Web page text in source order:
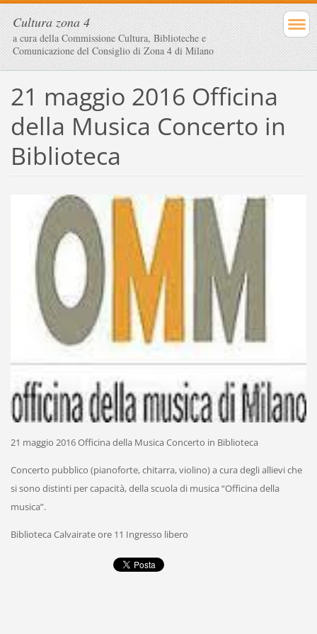
Cultura zona 4
a cura della Commissione Cultura, Biblioteche e
Comunicazione del Consiglio di Zona 4 di Milano
21 maggio 2016 Officina
della Musica Concerto in
Biblioteca
21 maggio 2016 Officina della Musica Concerto in Biblioteca
Concerto pubblico (pianoforte, chitarra, violino) a cura degli allievi che
si sono distinti per capacità, della scuola di musica “Officina della
musica”.
Biblioteca Calvairate ore 11 Ingresso libero